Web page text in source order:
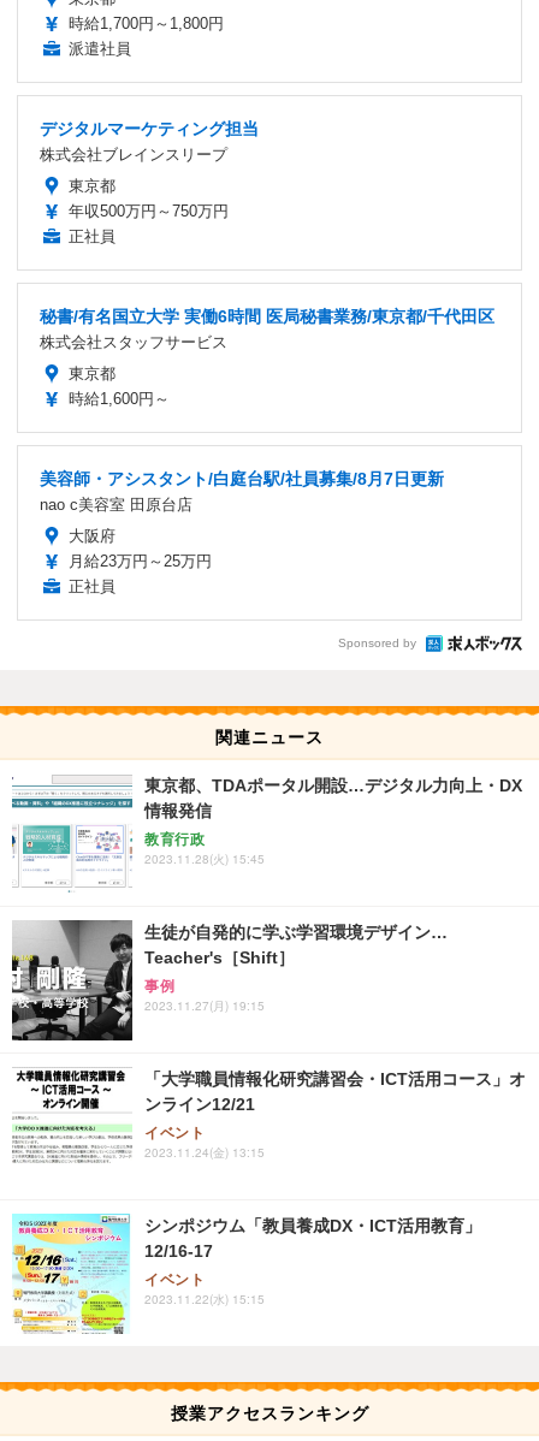
時給1,700円～1,800円
派遣社員
デジタルマーケティング担当
株式会社ブレインスリープ
東京都
年収500万円～750万円
正社員
秘書/有名国立大学 実働6時間 医局秘書業務/東京都/千代田区
株式会社スタッフサービス
東京都
時給1,600円～
美容師・アシスタント/白庭台駅/社員募集/8月7日更新
nao c美容室 田原台店
大阪府
月給23万円～25万円
正社員
Sponsored by
関連ニュース
東京都、TDAポータル開設…デジタル力向上・DX
情報発信
教育行政
2023.11.28(火) 15:45
生徒が自発的に学ぶ学習環境デザイン…
Teacher's［Shift］
事例
2023.11.27(月) 19:15
「大学職員情報化研究講習会・ICT活用コース」オ
ンライン12/21
イベント
2023.11.24(金) 13:15
シンポジウム「教員養成DX・ICT活用教育」
12/16-17
イベント
2023.11.22(水) 15:15
授業アクセスランキング